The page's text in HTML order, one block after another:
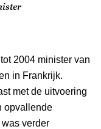
2004 minister van
in Frankrijk.
met de uitvoering
opvallende
verder